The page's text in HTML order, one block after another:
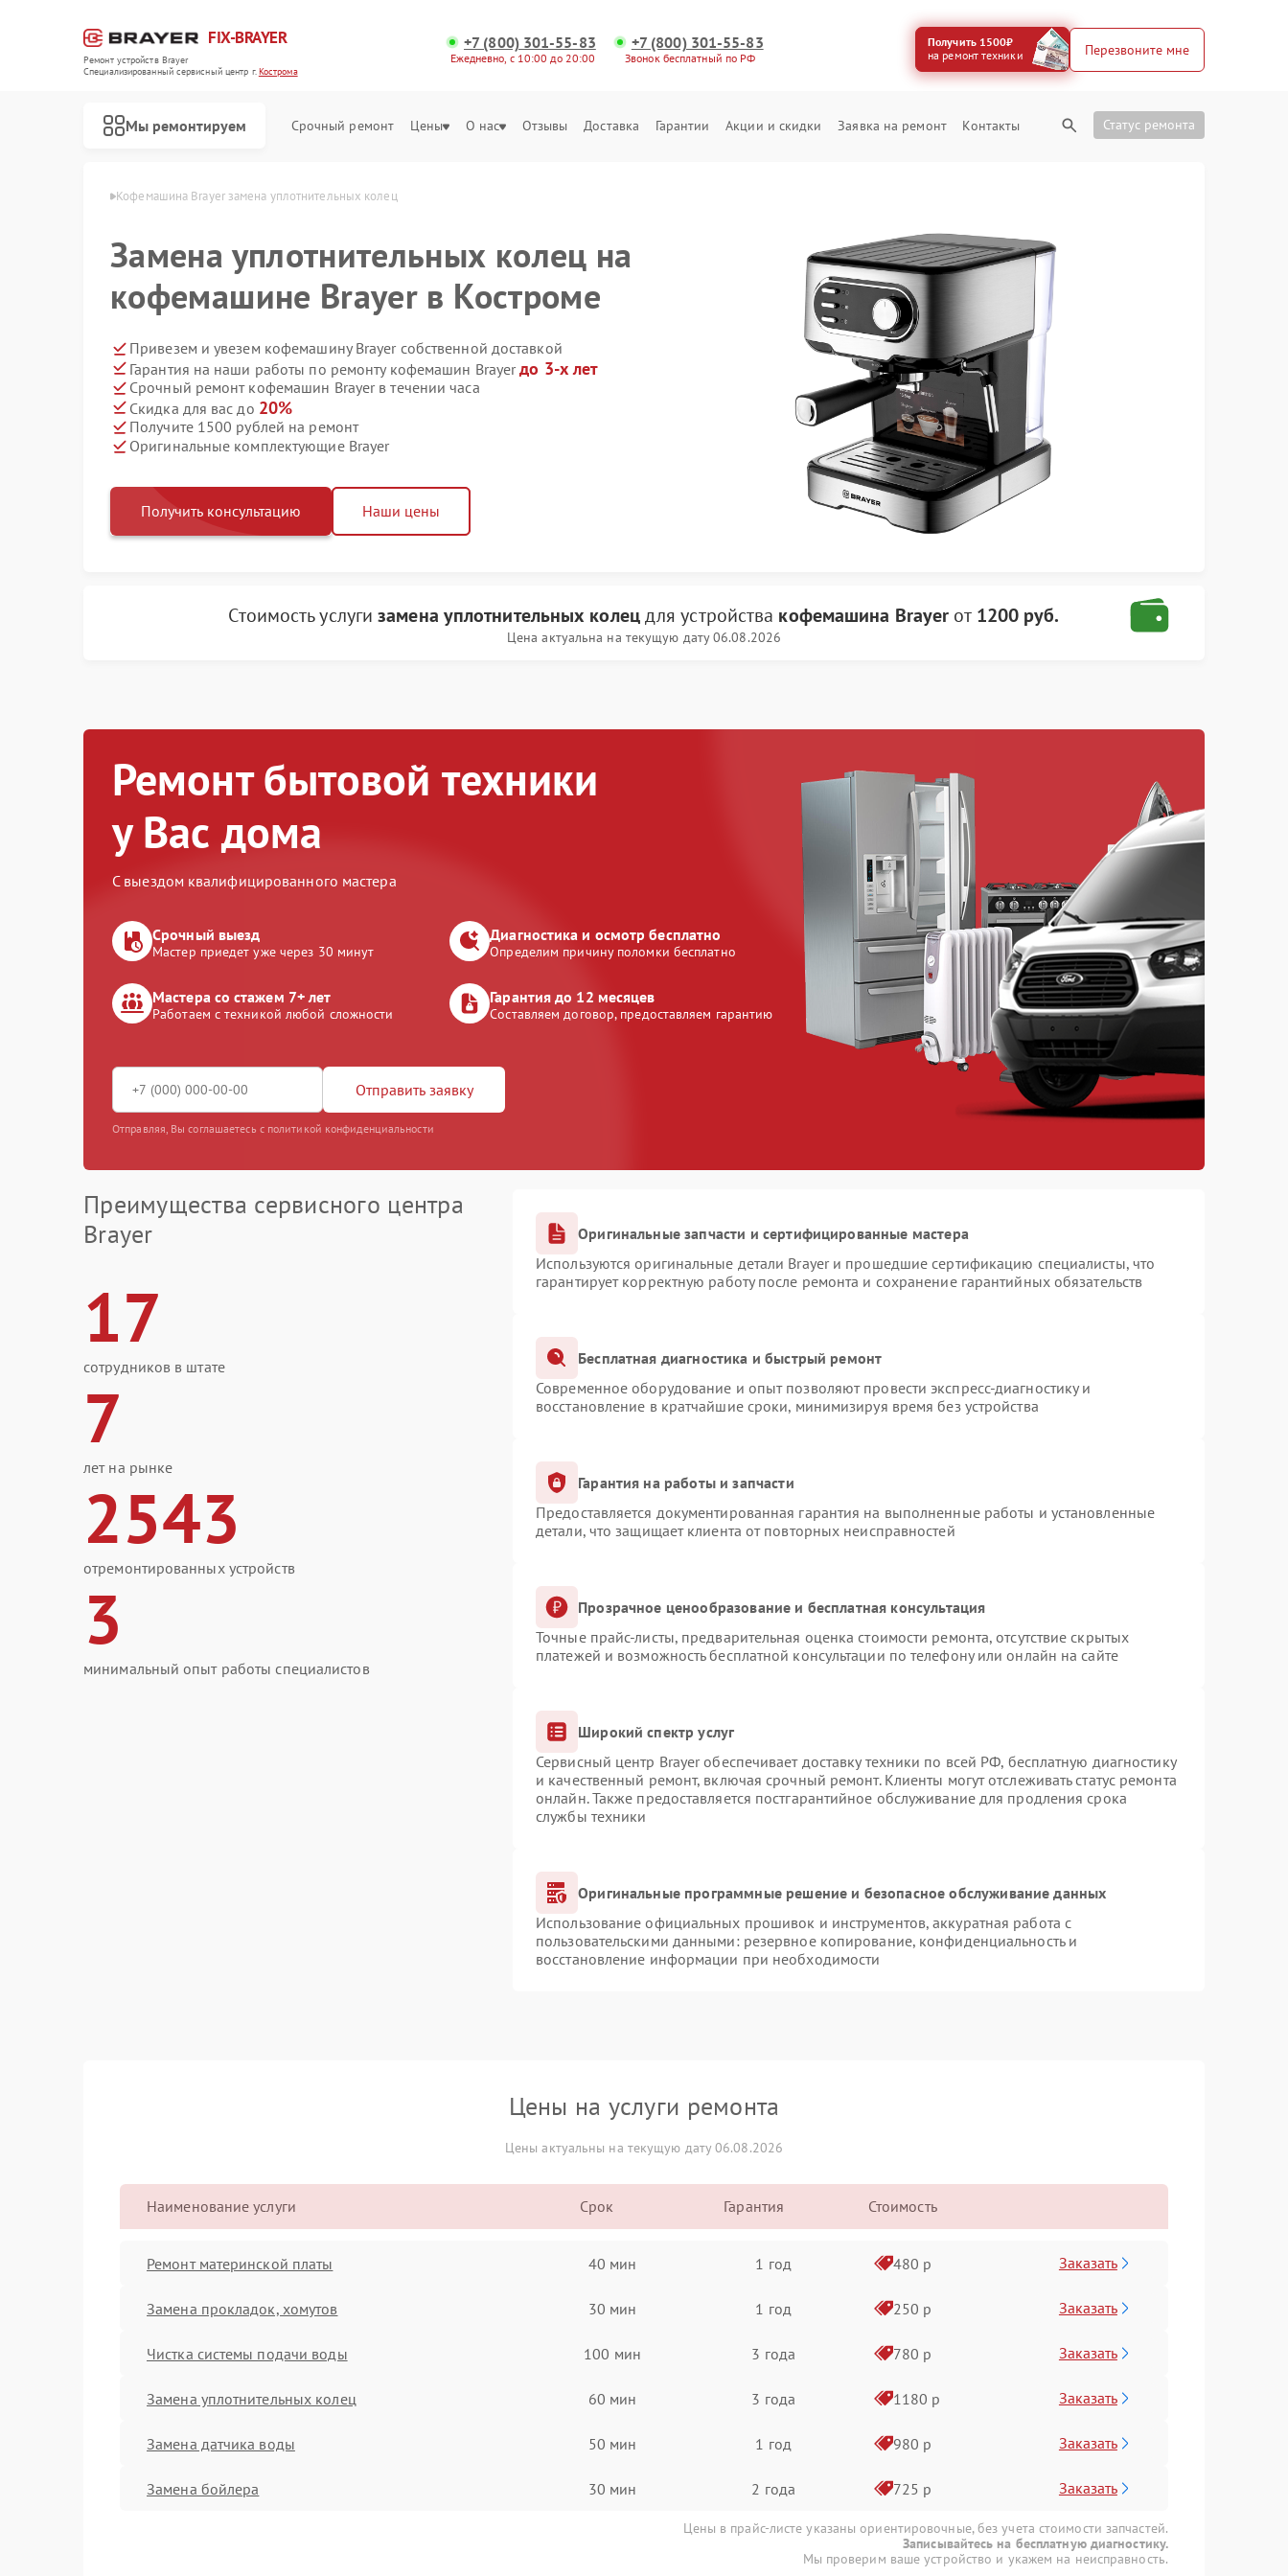
FIX-BRAYER
Ремонт устройств Brayer
Специализированный cервисный центр г.Кострома
+7 (800) 301-55-83
Ежедневно, с 10:00 до 20:00
+7 (800) 301-55-83
Звонок бесплатный по РФ
Получить 1500₽
на ремонт техники
Перезвоните мне
Мы ремонтируем Срочный ремонт Цены О нас Отзывы Доставка Гарантии Акции и скидки Заявка на ремонт Контакты Статус ремонта
Brayer в Костроме Кофемашина Brayer замена уплотнительных колец
Замена уплотнительных колец на
кофемашине Brayer в Костроме
Привезем и увезем кофемашину Brayer собственной доставкой
Гарантия на наши работы по ремонту кофемашин Brayerдо 3-х лет
Срочный ремонт кофемашин Brayer в течении часа
Скидка для вас до 20%
Получите 1500 рублей на ремонт
Оригинальные комплектующие Brayer
Получить консультацию Наши цены
Стоимость услугизамена уплотнительных колецдля устройства кофемашина Brayer от 1200 руб.
Цена актуальна на текущую дату 06.08.2026
Ремонт бытовой техники
у Вас дома
С выездом квалифицированного мастера
Срочный выезд
Мастер приедет уже через 30 минут
Диагностика и осмотр бесплатно
Определим причину поломки бесплатно
Мастера со стажем 7+ лет
Работаем с техникой любой сложности
Гарантия до 12 месяцев
Составляем договор, предоставляем гарантию
Отправить заявку
Отправляя, Вы соглашаетесь с политикой конфиденциальности
Преимущества сервисного центра
Brayer
17
сотрудников в штате
7
лет на рынке
2543
отремонтированных устройств
3
минимальный опыт работы специалистов
Оригинальные запчасти и сертифицированные мастера
Используются оригинальные детали Brayer и прошедшие сертификацию специалисты, что
гарантирует корректную работу после ремонта и сохранение гарантийных обязательств
Бесплатная диагностика и быстрый ремонт
Современное оборудование и опыт позволяют провести экспресс-диагностику и
восстановление в кратчайшие сроки, минимизируя время без устройства
Гарантия на работы и запчасти
Предоставляется документированная гарантия на выполненные работы и установленные
детали, что защищает клиента от повторных неисправностей
Прозрачное ценообразование и бесплатная консультация
Точные прайс-листы, предварительная оценка стоимости ремонта, отсутствие скрытых
платежей и возможность бесплатной консультации по телефону или онлайн на сайте
Широкий спектр услуг
Сервисный центр Brayer обеспечивает доставку техники по всей РФ, бесплатную диагностику
и качественный ремонт, включая срочный ремонт. Клиенты могут отслеживать статус ремонта
онлайн. Также предоставляется постгарантийное обслуживание для продления срока
службы техники
Оригинальные программные решение и безопасное обслуживание данных
Использование официальных прошивок и инструментов, аккуратная работа с
пользовательскими данными: резервное копирование, конфиденциальность и
восстановление информации при необходимости
Цены на услуги ремонта
Цены актуальны на текущую дату 06.08.2026
Наименование услуги Срок Гарантия Стоимость
Ремонт материнской платы 40 мин 1 год 480 р Заказать
Замена прокладок, хомутов 30 мин 1 год 250 р Заказать
Чистка системы подачи воды 100 мин 3 года 780 р Заказать
Замена уплотнительных колец 60 мин 3 года 1180 р Заказать
Замена датчика воды 50 мин 1 год 980 р Заказать
Замена бойлера 30 мин 2 года 725 р Заказать
Цены в прайс-листе указаны ориентировочные, без учета стоимости запчастей.
Записывайтесь на бесплатную диагностику.
Мы проверим ваше устройство и укажем на неисправность.